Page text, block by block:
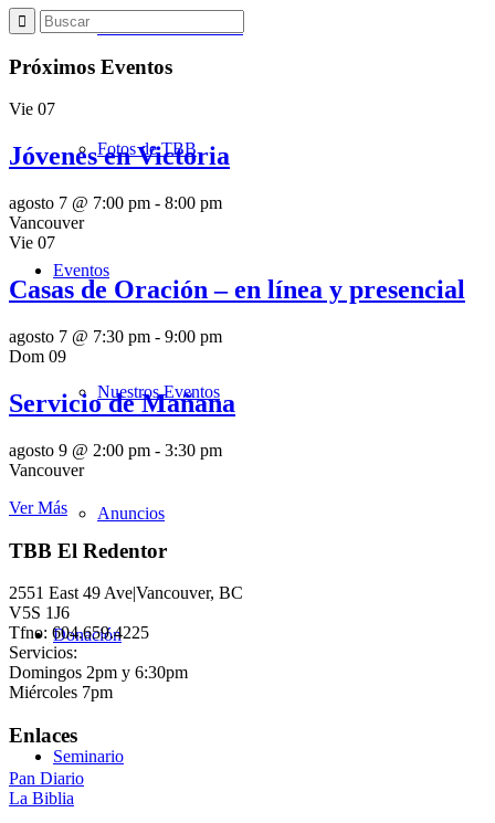
Fotos de TBB
Eventos
Nuestros Eventos
Anuncios
Donación
Seminario
Próximos Eventos
Vie 07
Jóvenes en Victoria
agosto 7 @ 7:00 pm - 8:00 pm
Vancouver
Vie 07
Casas de Oración – en línea y presencial
agosto 7 @ 7:30 pm - 9:00 pm
Dom 09
Servicio de Mañana
agosto 9 @ 2:00 pm - 3:30 pm
Vancouver
Ver Más
TBB El Redentor
2551 East 49 Ave|Vancouver, BC
V5S 1J6
Tfno: 604.659.4225
Servicios:
Domingos 2pm y 6:30pm
Miércoles 7pm
Enlaces
Pan Diario
La Biblia